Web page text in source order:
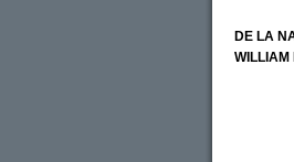
DE LA
WILLIAM